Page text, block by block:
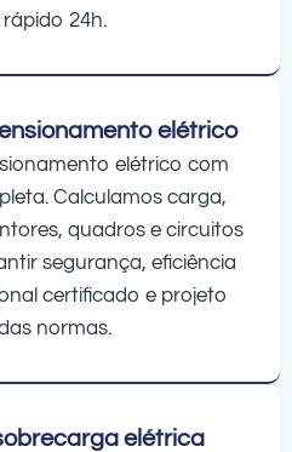
24h.
elétrico
elétrico com
Calculamos carga,
quadros e circuitos
segurança, eficiência
certificado e projeto
normas.
elétrica